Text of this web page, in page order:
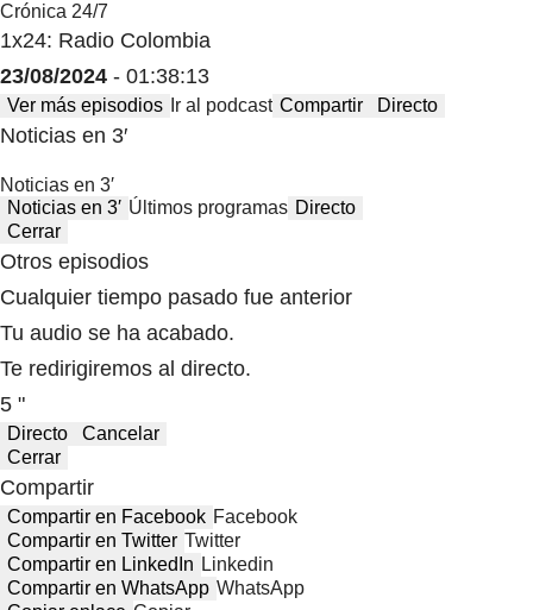
Crónica 24/7
1x24: Radio Colombia
23/08/2024 - 01:38:13
Ver más episodios Ir al podcast Compartir Directo
Noticias en 3′
Noticias en 3′
Noticias en 3′ Últimos programas Directo
Cerrar
Otros episodios
Cualquier tiempo pasado fue anterior
Tu audio se ha acabado.
Te redirigiremos al directo.
5 "
Directo
Cancelar
Cerrar
Compartir
Compartir en Facebook Facebook
Compartir en Twitter Twitter
Compartir en LinkedIn Linkedin
Compartir en WhatsApp WhatsApp